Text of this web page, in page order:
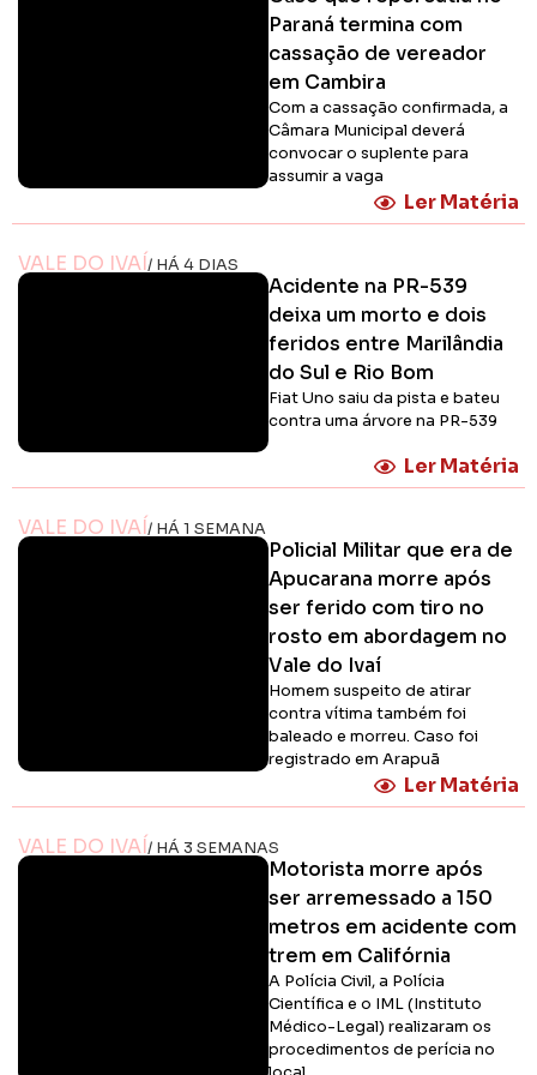
Paraná termina com
cassação de vereador
em Cambira
Com a cassação confirmada, a
Câmara Municipal deverá
convocar o suplente para
assumir a vaga
Ler Matéria
VALE DO IVAÍ/ HÁ 4 DIAS
Acidente na PR-539
deixa um morto e dois
feridos entre Marilândia
do Sul e Rio Bom
Fiat Uno saiu da pista e bateu
contra uma árvore na PR-539
Ler Matéria
VALE DO IVAÍ/ HÁ 1 SEMANA
Policial Militar que era de
Apucarana morre após
ser ferido com tiro no
rosto em abordagem no
Vale do Ivaí
Homem suspeito de atirar
contra vítima também foi
baleado e morreu. Caso foi
registrado em Arapuã
Ler Matéria
VALE DO IVAÍ/ HÁ 3 SEMANAS
Motorista morre após
ser arremessado a 150
metros em acidente com
trem em Califórnia
A Polícia Civil, a Polícia
Científica e o IML (Instituto
Médico-Legal) realizaram os
procedimentos de perícia no